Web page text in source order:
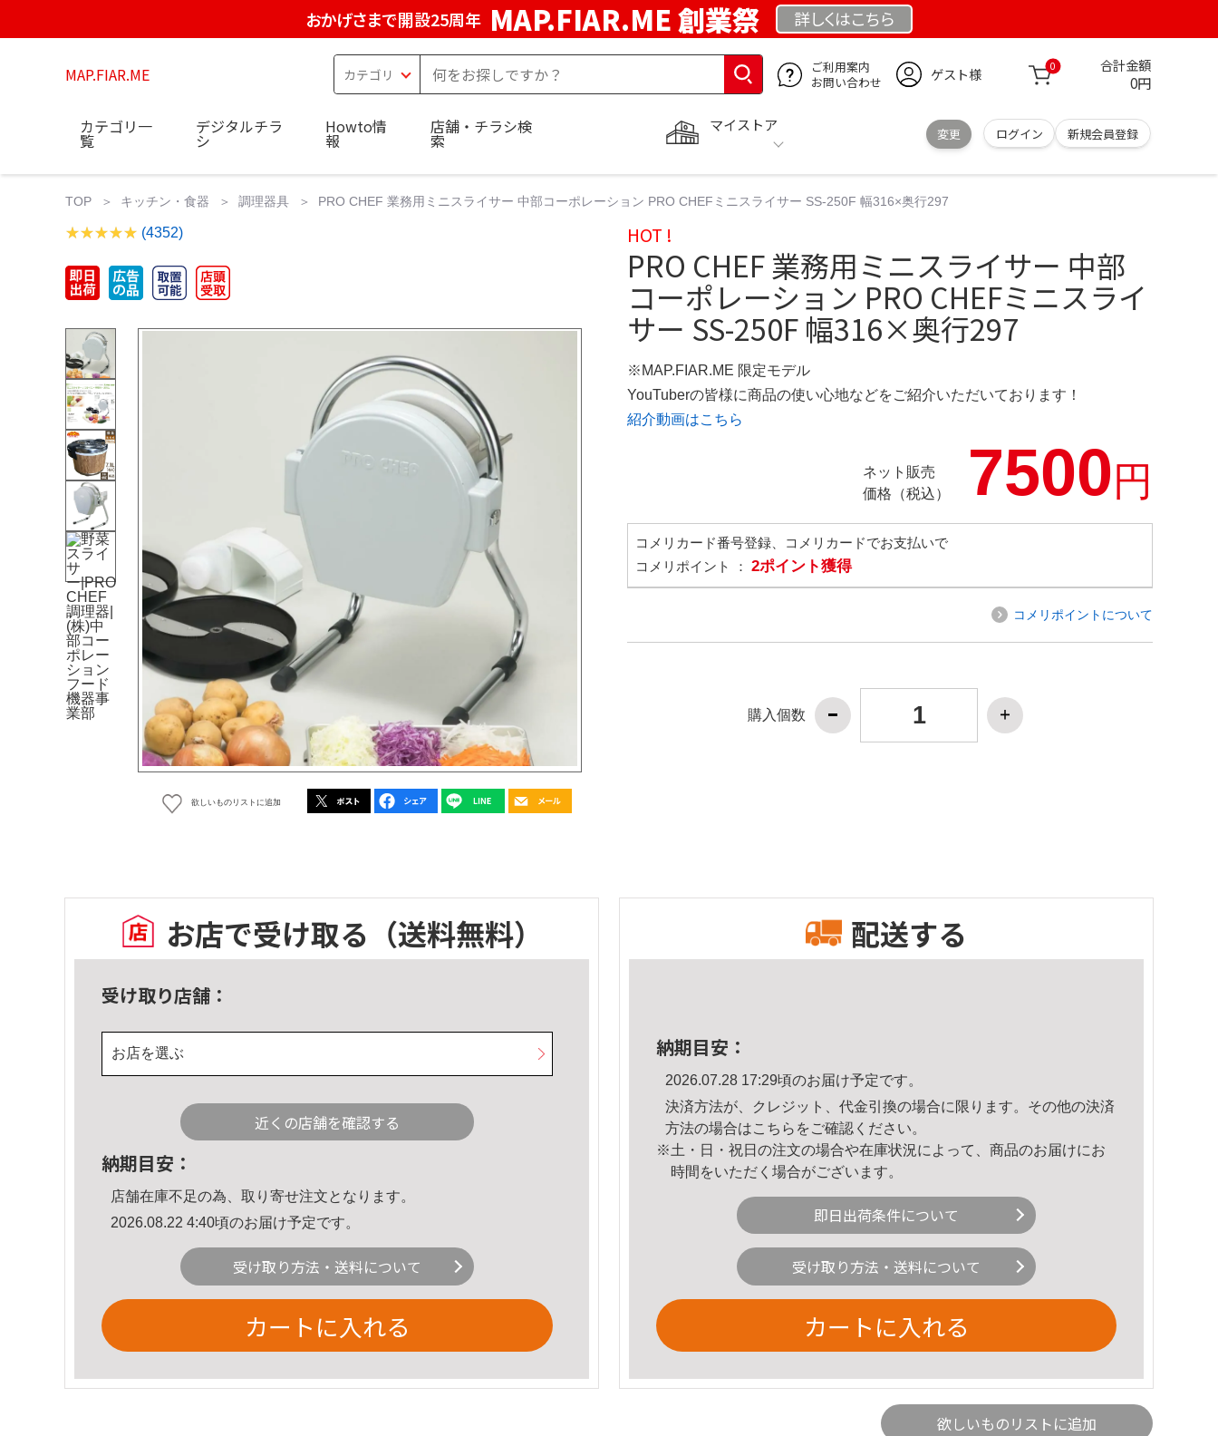
おかげさまで開設25周年 MAP.FIAR.ME 創業祭 詳しくはこちら
MAP.FIAR.ME
ご利用案内
お問い合わせ
ゲスト様 0 合計金額
0円
マイストア
変更 ログイン 新規会員登録
カテゴリ一
覧
デジタルチラ
シ
Howto情
報
店舗・チラシ検
索
TOP キッチン・食器 調理器具 PRO CHEF 業務用ミニスライサー 中部コーポレーション PRO CHEFミニスライサー SS-250F 幅316×奥行297
(4352)
欲しいものリストに追加
HOT !
PRO CHEF 業務用ミニスライサー 中部
コーポレーション PRO CHEFミニスライ
サー SS-250F 幅316×奥行297
※MAP.FIAR.ME 限定モデル
YouTuberの皆様に商品の使い心地などをご紹介いただいております！
紹介動画はこちら
ネット販売
価格（税込）
7500円
コメリカード番号登録、コメリカードでお支払いで
コメリポイント ： 2ポイント獲得
コメリポイントについて
購入個数
お店で受け取る （送料無料）
受け取り店舗：
お店を選ぶ
近くの店舗を確認する
納期目安：
店舗在庫不足の為、取り寄せ注文となります。
2026.08.22 4:40頃のお届け予定です。
受け取り方法・送料について
カートに入れる
配送する
納期目安：
2026.07.28 17:29頃のお届け予定です。
決済方法が、クレジット、代金引換の場合に限ります。その他の決済
方法の場合はこちら をご確認ください。
※土・日・祝日の注文の場合や在庫状況によって、商品のお届けにお
時間をいただく場合がございます。
即日出荷条件について
受け取り方法・送料について
カートに入れる
欲しいものリストに追加